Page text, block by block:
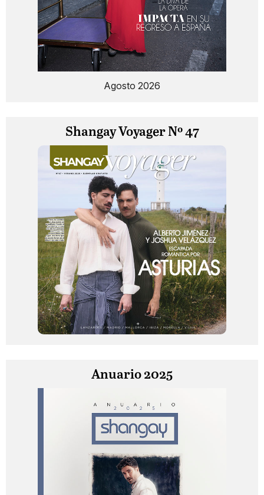
Agosto 2026
Shangay Voyager Nº 47
Anuario 2025